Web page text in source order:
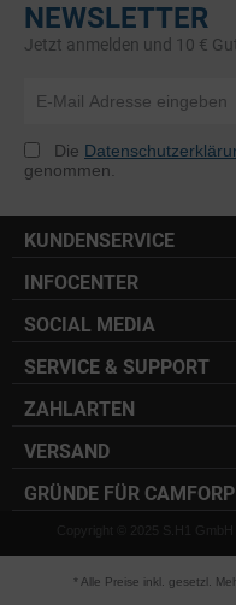
NEWSLETTER
Jetzt anmelden und 10 €
Die
genommen.
KUNDENSERVICE
INFOCENTER
SOCIAL MEDIA
SERVICE & SUPPORT
ZAHLARTEN
VERSAND
GRÜNDE FÜR
Copyright © 2025 S.H1
* Alle Preise inkl. gesetzl.